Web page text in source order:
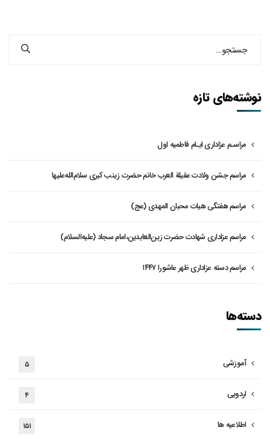
نوشته‌های تازه
مراسـم عزاداری ایـام فاطمیه اول
مراسم جشن ولادت عقیلة العرب خانم حضرت زینب کبری سلام‌الله‌علیها
مراسم هفتگی هیات محبان المهدی (عج)
مراسم عزاداری شهادت حضرت زین‌العابدین،امام سجاد (علیه‌السلام)
مراسم دسته عزاداری ظهر عاشورا ۱۴۴۷
دسته‌ها
آموزشی ۵
اردویی ۴
اطلاعیه ها ۱۵۱